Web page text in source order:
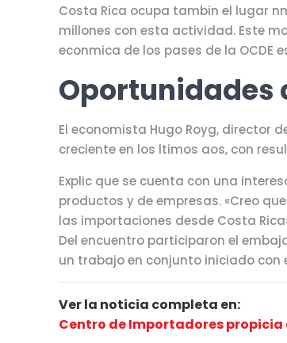
Costa Rica ocupa tambin el lugar
millones con esta actividad. Este
econmica de los pases de la OCDE
Oportunidades
El economista Hugo Royg, director
creciente en los ltimos aos, con
Explic que se cuenta con una
productos y de empresas. «Creo
las importaciones desde Costa
Del encuentro participaron el
un trabajo en conjunto iniciado con
Ver la noticia completa en:
Centro de Importadores